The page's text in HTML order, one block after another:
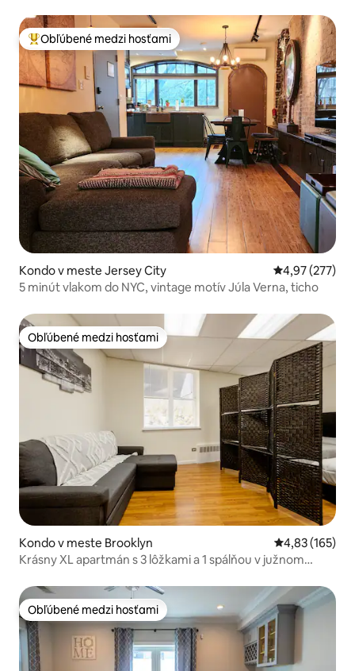
Najobľúbenejšie medzi hosťami
Obľúbené medzi hosťami
Kondo v meste Jersey City Priemerné
4,97 (277)
5 minút vlakom do NYC, vintage motív Júla Verna, ticho
Obľúbené medzi hosťami
Obľúbené medzi hosťami
Kondo v meste Brooklyn Priemerné
4,83 (165)
Krásny XL apartmán s 3 lôžkami a 1 spálňou v južnom
Obľúbené medzi hosťami
Obľúbené medzi hosťami